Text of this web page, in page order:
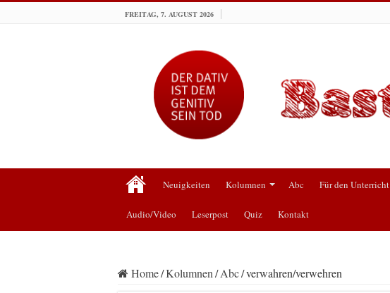
FREITAG, 7. AUGUST 2026
Neuigkeiten Kolumnen Abc Für den Unterricht
Audio/Video Leserpost Quiz Kontakt
Home/Kolumnen/Abc/verwahren/verwehren